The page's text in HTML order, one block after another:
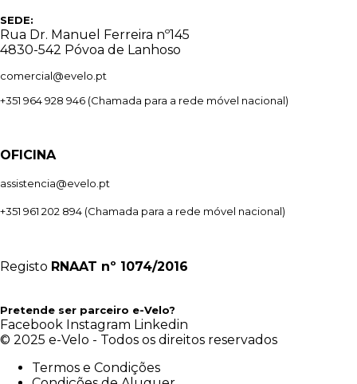
SEDE:
Rua Dr. Manuel Ferreira nº145
4830-542 Póvoa de Lanhoso
comercial@evelo.pt
+351 964 928 946 (Chamada para a rede móvel nacional)
OFICINA
assistencia@evelo.pt
+351 961 202 894 (Chamada para a rede móvel nacional)
Registo RNAAT nº 1074/2016
Pretende ser parceiro e-Velo?
Facebook Instagram Linkedin
© 2025 e-Velo - Todos os direitos reservados
Termos e Condições